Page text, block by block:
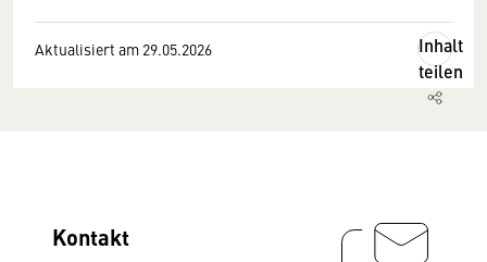
Aktualisiert am 29.05.2026
Inhalt
teilen
Kontakt